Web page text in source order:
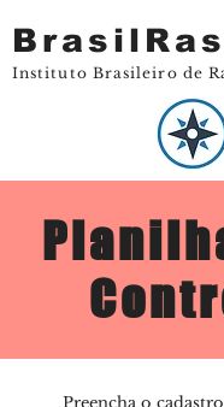
Instituto Brasileiro de
Preencha o